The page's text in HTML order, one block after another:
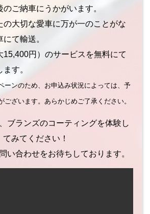
ご納車にうかがいます。
の大切な愛車に万が一のことがな
て輸送。
15,400円）のサービスを無料にて
す。
ーンのため、お申込み状況によっては、予
ございます。あらかじめご了承ください。
ブランズのコーティングを体験し
てみてください！
い合わせをお待ちしております。